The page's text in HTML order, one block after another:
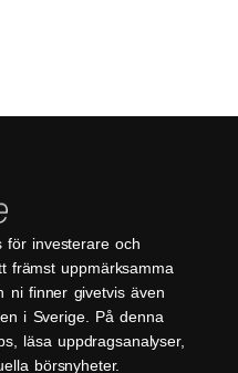
för investerare och
främst uppmärksamma
ni finner givetvis även
i Sverige. På denna
läsa uppdragsanalyser,
börsnyheter.